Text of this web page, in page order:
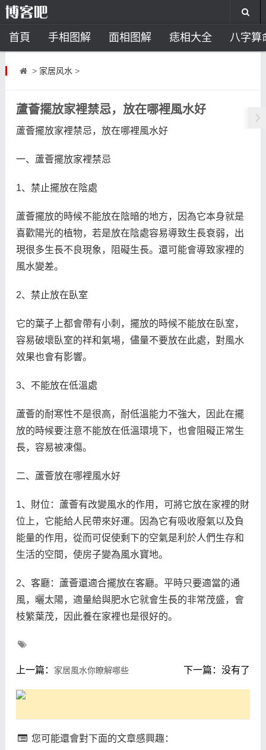
首頁 手相图解 面相图解 痣相大全 八字算
风水开运 助运饰品
> 家居风水 >
蘆薈擺放家裡禁忌，放在哪裡風水好
蘆薈擺放家裡禁忌，放在哪裡風水好
一、蘆薈擺放家裡禁忌
1、禁止擺放在陰處
蘆薈擺放的時候不能放在陰暗的地方，因為它本身就是
喜歡陽光的植物，若是放在陰處容易導致生長衰弱，出
現很多生長不良現象，阻礙生長。還可能會導致家裡的
風水變差。
2、禁止放在臥室
它的葉子上都會帶有小刺，擺放的時候不能放在臥室，
容易破壞臥室的祥和氣場，儘量不要放在此處，對風水
效果也會有影響。
3、不能放在低溫處
蘆薈的耐寒性不是很高，耐低溫能力不強大，因此在擺
放的時候要注意不能放在低溫環境下，也會阻礙正常生
長，容易被凍傷。
二、蘆薈放在哪裡風水好
1、財位：蘆薈有改變風水的作用，可將它放在家裡的財
位上，它能給人民帶來好運。因為它有吸收廢氣以及負
能量的作用，從而可促使剩下的空氣是利於人們生存和
生活的空間，使房子變為風水寶地。
2、客廳：蘆薈還適合擺放在客廳。平時只要適當的通
風，曬太陽，適量給與肥水它就會生長的非常茂盛，會
枝繁葉茂，因此養在家裡也是很好的。
上一篇： 家居風水你瞭解哪些 下一篇：没有了
您可能還會對下面的文章感興趣：